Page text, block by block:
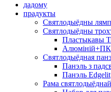
дадому
прадукты
Святлодыёдны
Святлодыёдны
Пластыкавы
Алюміній+ПК
Святлодыёдная
Панэль з
Панэль Edgelit
Рама